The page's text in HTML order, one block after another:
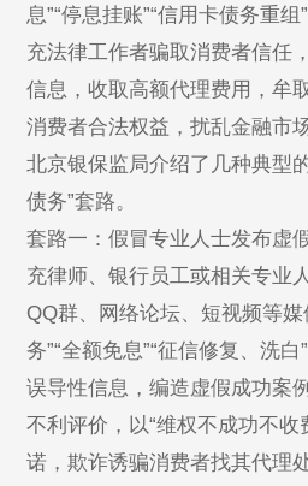
息”“停息挂账”“信用卡债务重
充法律工作者骗取消费者信任
信息，收取高额代理费用，牟
消费者合法权益，扰乱金融市
北京银保监局介绍了几种典型
债务”套路。
套路一：假冒专业人士发布虚
充律师、银行员工或相关专业
QQ群、网络论坛、短视频等
务”“全额免息”“征信修复、洗
误导性信息，编造虚假成功案
不利评价，以“维权不成功不收
诺，欺诈诱骗消费者找其代理